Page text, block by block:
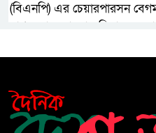
(বিএনপি) এর চেয়ারপারসন
মাগফেরাত কামনায় মিলাদ ও